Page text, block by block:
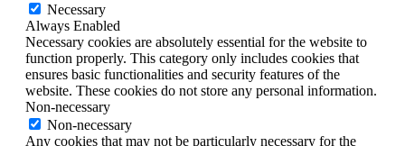
Necessary
Always Enabled
Necessary cookies are absolutely essential for the website to
function properly. This category only includes cookies that
ensures basic functionalities and security features of the
website. These cookies do not store any personal information.
Non-necessary
Non-necessary
Any cookies that may not be particularly necessary for the